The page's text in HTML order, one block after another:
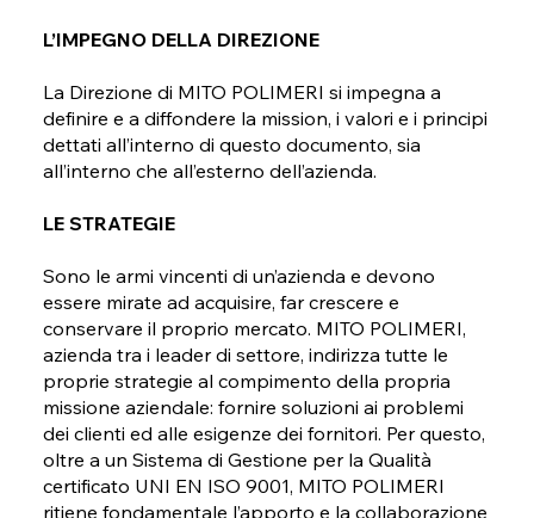
L’IMPEGNO DELLA DIREZIONE
La Direzione di MITO POLIMERI si impegna a
definire e a diffondere la mission, i valori e i principi
dettati all’interno di questo documento, sia
all’interno che all’esterno dell’azienda.
LE STRATEGIE
Sono le armi vincenti di un’azienda e devono
essere mirate ad acquisire, far crescere e
conservare il proprio mercato. MITO POLIMERI,
azienda tra i leader di settore, indirizza tutte le
proprie strategie al compimento della propria
missione aziendale: fornire soluzioni ai problemi
dei clienti ed alle esigenze dei fornitori. Per questo,
oltre a un Sistema di Gestione per la Qualità
certificato UNI EN ISO 9001, MITO POLIMERI
ritiene fondamentale l’apporto e la collaborazione